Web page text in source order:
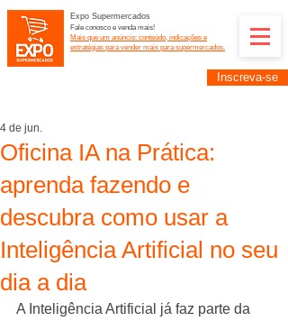
Expo Supermercados
Fale conosco e venda mais!
Mais que um anúncio: conteúdo, indicações e
estratégias para vender mais para supermercados.
Inscreva-se
Oficina IA na Prática:
aprenda fazendo e
descubra como usar a
Inteligência Artificial no seu
dia a dia
4 de jun.
A Inteligência Artificial já faz parte da